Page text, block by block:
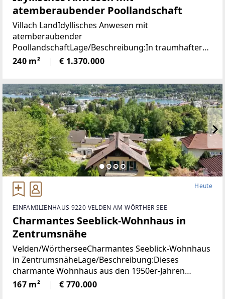
atemberaubender Poollandschaft
Villach LandIdyllisches Anwesen mit
atemberaubender
PoollandschaftLage/Beschreibung:In traumhafter
Lage von Feffernitz präsentiert sich dieses
außergewöhnliche Anwesen als wahres Refugium
240 m² € 1.370.000
Heute
EINFAMILIENHAUS 9220 VELDEN AM WÖRTHER SEE
Charmantes Seeblick-Wohnhaus in
Zentrumsnähe
Velden/WörtherseeCharmantes Seeblick-Wohnhaus
in ZentrumsnäheLage/Beschreibung:Dieses
charmante Wohnhaus aus den 1950er-Jahren
vereint eine hervorragende Aussichtslage mit viel
Potenzial zur Verwirklichung individueller
167 m² € 770.000